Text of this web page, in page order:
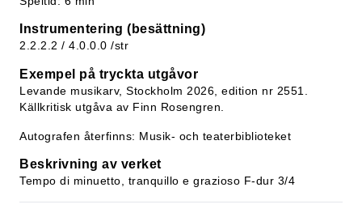
Instrumentering (besättning)
2.2.2.2 / 4.0.0.0 /str
Exempel på tryckta utgåvor
Levande musikarv, Stockholm 2026, edition nr 2551.
Källkritisk utgåva av Finn Rosengren.
Autografen återfinns: Musik- och teaterbiblioteket
Beskrivning av verket
Tempo di minuetto, tranquillo e grazioso F-dur 3/4